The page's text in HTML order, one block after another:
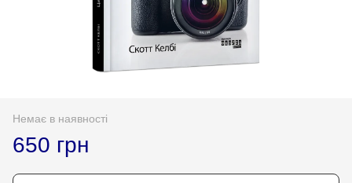
Немає в наявності
650 грн